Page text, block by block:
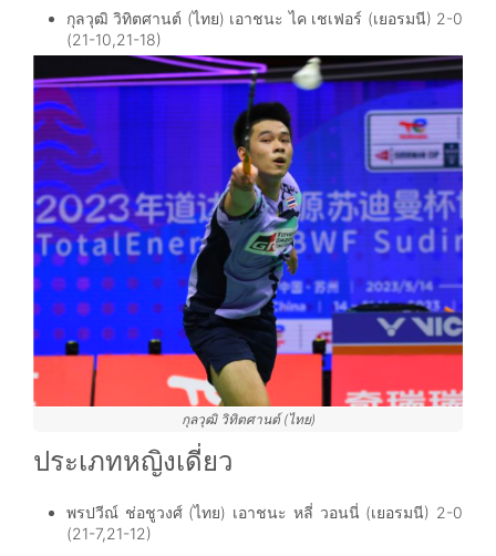
กุลวุฒิ วิทิตศานต์ (ไทย) เอาชนะ ไค เชเฟอร์ (เยอรมนี) 2-0
(21-10,21-18)
กุลวุฒิ วิทิตศานต์ (ไทย)
ประเภทหญิงเดี่ยว
พรปวีณ์ ช่อชูวงศ์ (ไทย) เอาชนะ หลี่ วอนนี่ (เยอรมนี) 2-0
(21-7,21-12)